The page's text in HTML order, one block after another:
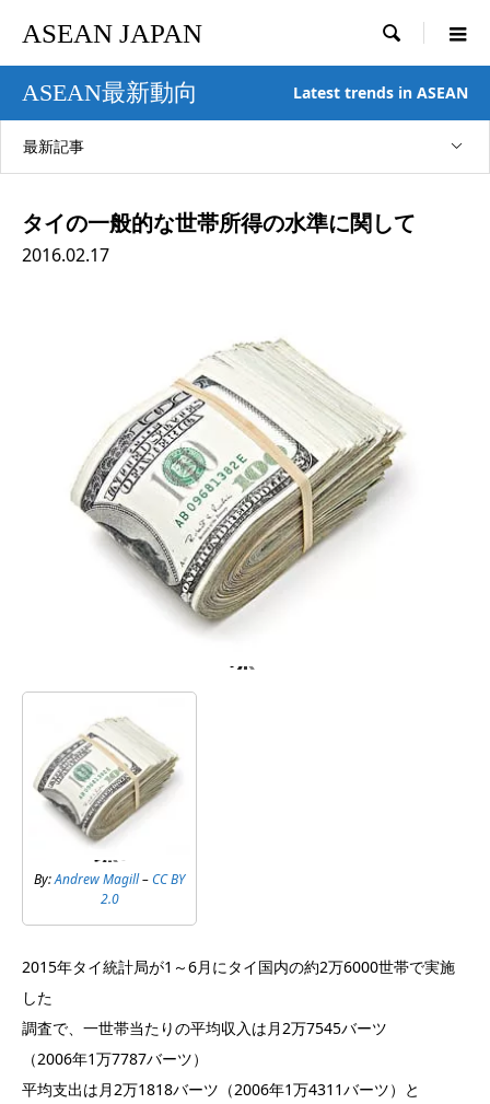
ASEAN JAPAN 
ASEAN最新動向 Latest trends in ASEAN
最新記事
タイの一般的な世帯所得の水準に関して
2016.02.17
By:Andrew Magill–CC BY
2.0
2015年タイ統計局が1～6月にタイ国内の約2万6000世帯で実施
した
調査で、一世帯当たりの平均収入は月2万7545バーツ
（2006年1万7787バーツ）
平均支出は月2万1818バーツ（2006年1万4311バーツ）と